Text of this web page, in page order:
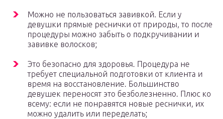
Можно не пользоваться завивкой. Если у
девушки прямые реснички от природы, то после
процедуры можно забыть о подкручивании и
завивке волосков;
Это безопасно для здоровья. Процедура не
требует специальной подготовки от клиента и
время на восстановление. Большинство
девушек переносят это безболезненно. Плюс ко
всему: если не понравятся новые реснички, их
можно удалить или переделать;